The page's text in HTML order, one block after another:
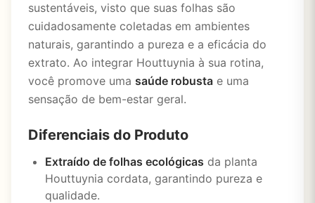
sustentáveis, visto que suas folhas são
cuidadosamente coletadas em ambientes
naturais, garantindo a pureza e a eficácia do
extrato. Ao integrar Houttuynia à sua rotina,
você promove uma saúde robusta e uma
sensação de bem-estar geral.
Diferenciais do Produto
Extraído de folhas ecológicas da planta
Houttuynia cordata, garantindo pureza e
qualidade.